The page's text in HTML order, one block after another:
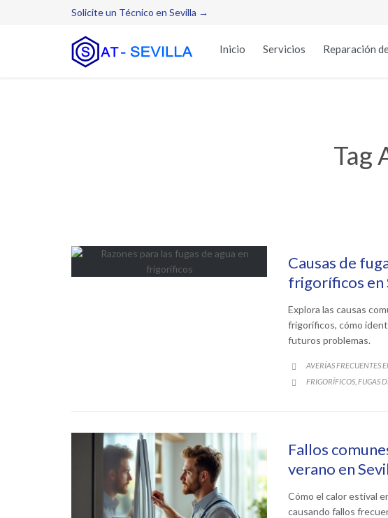
Solicite un Técnico en Sevilla →
Inicio Servicios Reparación
Tag
Causas de
frigoríficos en
Explora las causas
frigoríficos, cómo
futuros problemas.
 CATEGORY
AVERÍAS FRECUENTES
 CATEGORY
FRIGORÍFICOS FUGAS
Fallos
verano en
Cómo el calor estival
causando fallos